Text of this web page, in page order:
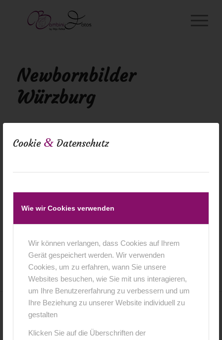
Cookie & Datenschutz
Wie wir Cookies verwenden
Wir können verlangen, dass Cookies auf Ihrem
Gerät gespeichert werden. Wir verwenden
Cookies, um zu erfahren, wann Sie unsere
Websites besuchen, wie Sie mit uns interagieren,
um Ihre Benutzererfahrung zu verbessern und um
Ihre Beziehung zu unserer Website individuell zu
gestalten
Klicken Sie auf die Überschriften der
Newbornbilder
Würzburg
5. April 2018 0 Kommentare /